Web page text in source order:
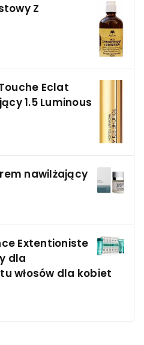
Z
Eclat
1.5 Luminous
nawilżający
Extentioniste
dla
włosów dla kobiet